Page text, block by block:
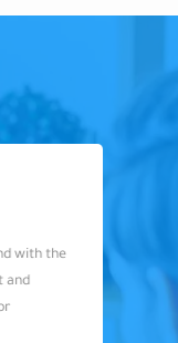
spend with the
and